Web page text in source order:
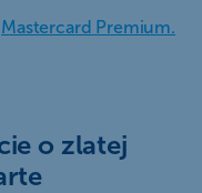
Mastercard Premium.
o zlatej